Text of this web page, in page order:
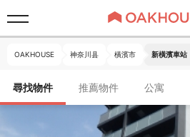
OAKHOUSE 神奈川县 橫濱市 新橫濱車站
尋找物件 推薦物件 公寓